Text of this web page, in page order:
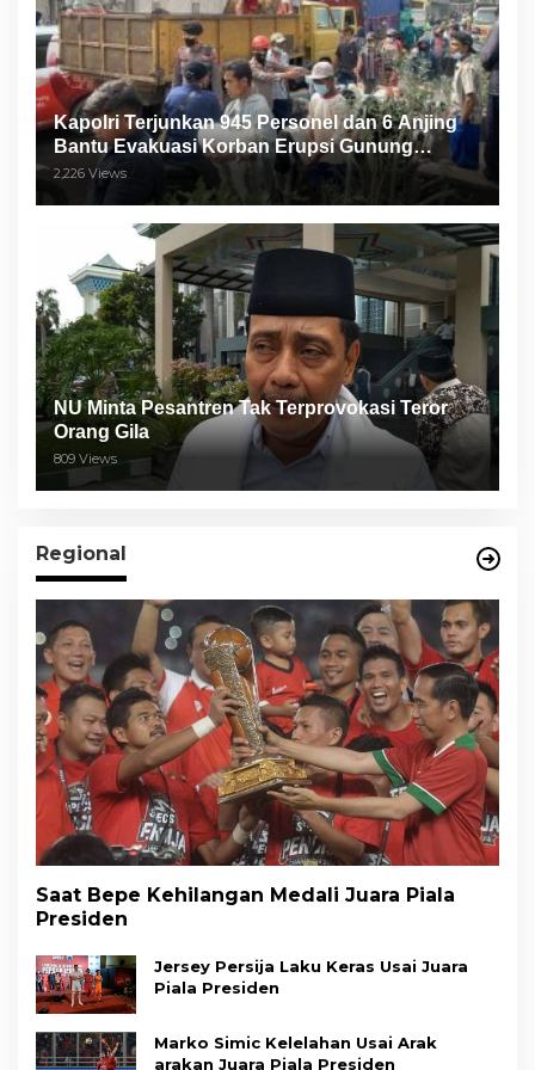
Kapolri Terjunkan 945 Personel dan 6 Anjing
Bantu Evakuasi Korban Erupsi Gunung
Semeru
2,226 Views
NU Minta Pesantren Tak Terprovokasi Teror
Orang Gila
809 Views
Regional
Saat Bepe Kehilangan Medali Juara Piala
Presiden
Jersey Persija Laku Keras Usai Juara
Piala Presiden
Marko Simic Kelelahan Usai Arak
arakan Juara Piala Presiden